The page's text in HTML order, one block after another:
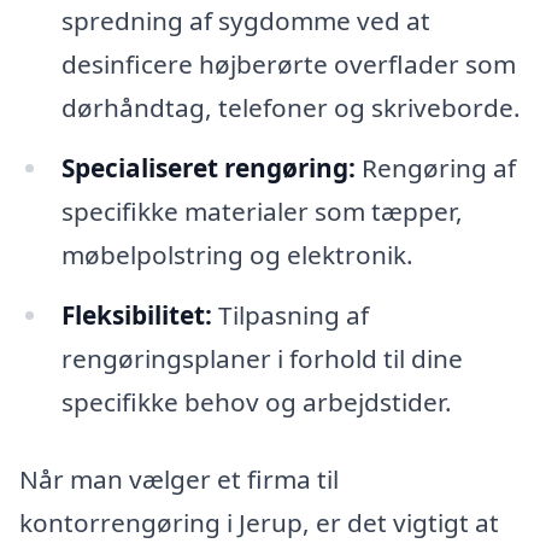
spredning af sygdomme ved at
desinficere højberørte overflader som
dørhåndtag, telefoner og skriveborde.
Specialiseret rengøring: Rengøring af
specifikke materialer som tæpper,
møbelpolstring og elektronik.
Fleksibilitet: Tilpasning af
rengøringsplaner i forhold til dine
specifikke behov og arbejdstider.
Når man vælger et firma til
kontorrengøring i Jerup, er det vigtigt at